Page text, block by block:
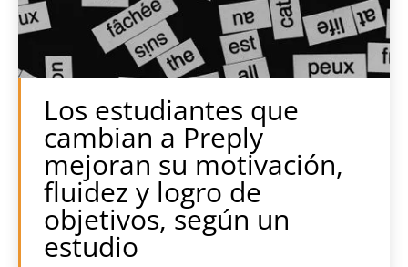
Los estudiantes que
cambian a Preply
mejoran su motivación,
fluidez y logro de
objetivos, según un
estudio